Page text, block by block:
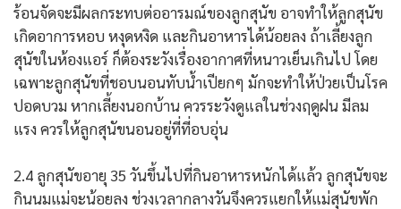
ร้อนจัดจะมีผลกระทบต่ออารมณ์ของลูกสุนัข อาจทำให้ลูกสุนัข
เกิดอาการหอบ หงุดหงิด และกินอาหารได้น้อยลง ถ้าเลี้ยงลูก
สุนัขในห้องแอร์ ก็ต้องระวังเรื่องอากาศที่หนาวเย็นเกินไป โดย
เฉพาะลูกสุนัขที่ชอบนอนทับน้ำเปียกๆ มักจะทำให้ป่วยเป็นโรค
ปอดบวม หากเลี้ยงนอกบ้าน ควรระวังดูแลในช่วงฤดูฝน มีลม
แรง ควรให้ลูกสุนัขนอนอยู่ที่ที่อบอุ่น
2.4 ลูกสุนัขอายุ 35 วันขึ้นไปที่กินอาหารหนักได้แล้ว ลูกสุนัขจะ
กินนมแม่จะน้อยลง ช่วงเวลากลางวันจึงควรแยกให้แม่สุนัขพัก